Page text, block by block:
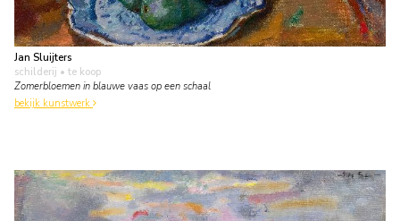
Jan Sluijters
schilderij • te koop
Zomerbloemen in blauwe vaas op een schaal
bekijk kunstwerk